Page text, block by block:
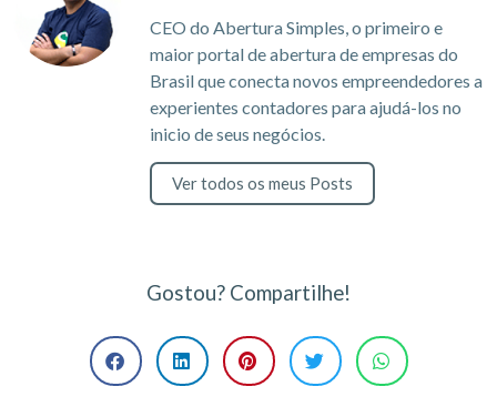
CEO do Abertura Simples, o primeiro e
maior portal de abertura de empresas do
Brasil que conecta novos empreendedores a
experientes contadores para ajudá-los no
inicio de seus negócios.
Ver todos os meus Posts
Gostou? Compartilhe!